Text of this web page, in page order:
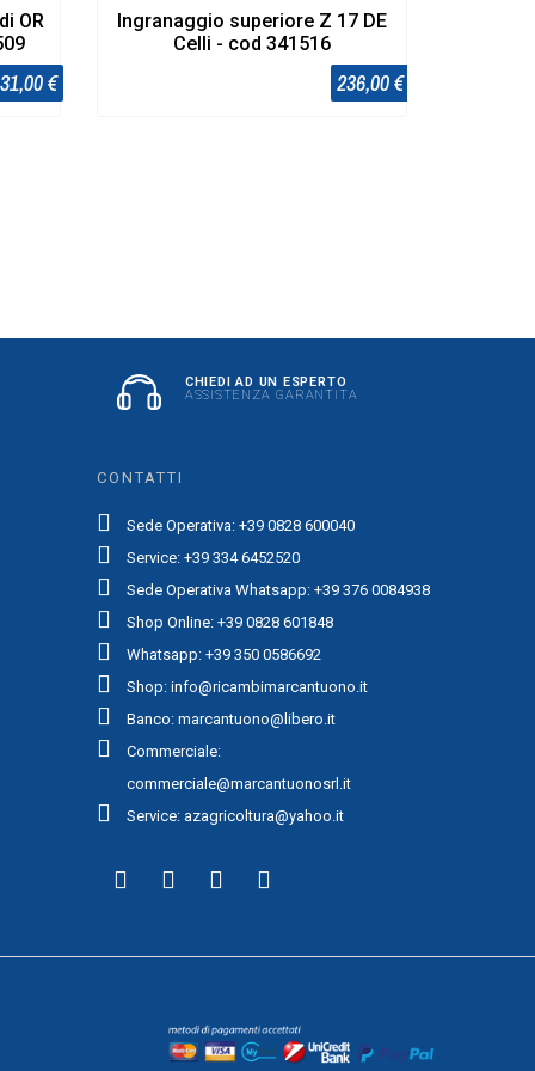
OR
31,00 €
Ingranaggio superiore Z 17 DE
Celli - cod 341516
236,00 €
CHIEDI AD UN ESPERTO
ASSISTENZA GARANTITA
CONTATTI
Sede Operativa: +39 0828 600040
Service: +39 334 6452520
Sede Operativa Whatsapp: +39 376 0084938
Shop Online: +39 0828 601848
Whatsapp: +39 350 0586692
Shop: info@ricambimarcantuono.it
Banco: marcantuono@libero.it
Commerciale:
commerciale@marcantuonosrl.it
Service: azagricoltura@yahoo.it